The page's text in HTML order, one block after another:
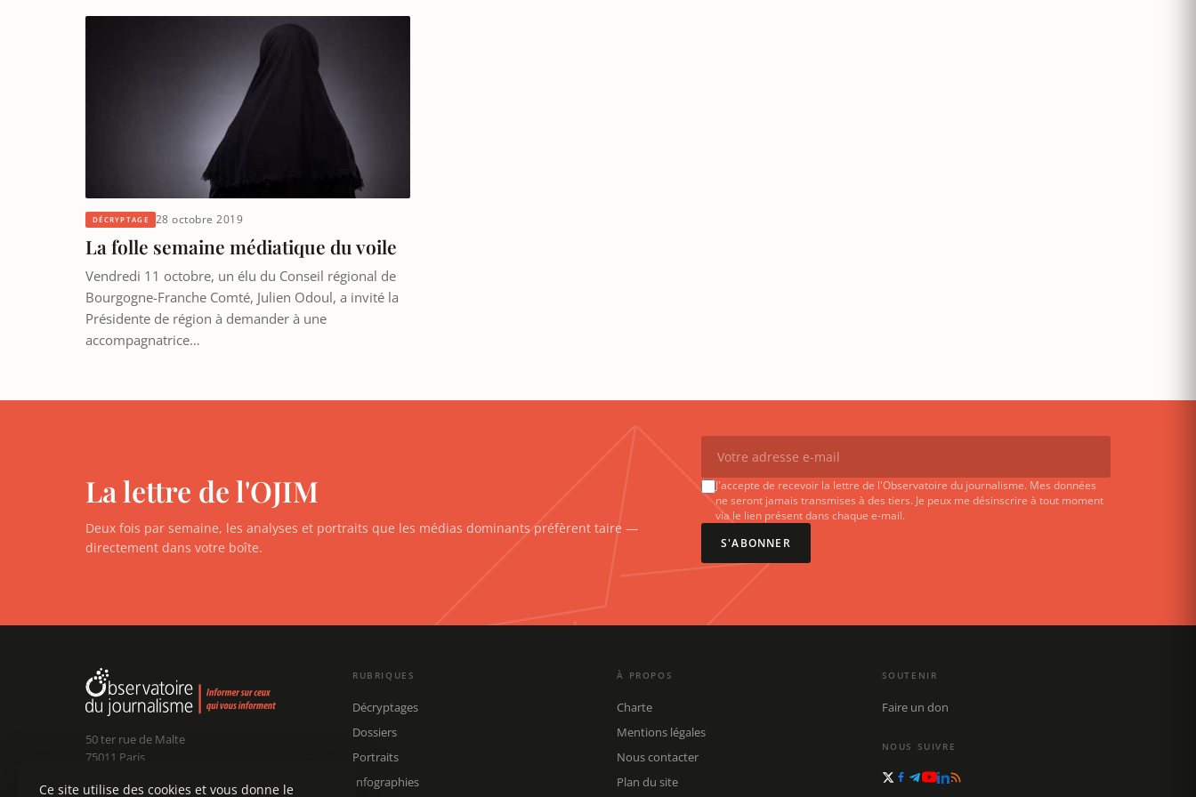
DÉCRYPTAGE 28 octobre 2019
La folle semaine médiatique du voile
Vendredi 11 octobre, un élu du Conseil régional de
Bourgogne-Franche Comté, Julien Odoul, a invité la
Présidente de région à demander à une
accompagnatrice…
La lettre de l'OJIM
Deux fois par semaine, les analyses et portraits que les médias dominants préfèrent taire —
directement dans votre boîte.
J'accepte de recevoir la lettre de l'Observatoire du journalisme. Mes données
ne seront jamais transmises à des tiers. Je peux me désinscrire à tout moment
via le lien présent dans chaque e-mail.
S'ABONNER
50 ter rue de Malte
75011 Paris
Président :Claude Chollet
RUBRIQUES
Décryptages
Dossiers
Portraits
Infographies
À PROPOS
Charte
Mentions légales
Nous contacter
Plan du site
SOUTENIR
Faire un don
NOUS SUIVRE
Ce site utilise des cookies et vous donne le